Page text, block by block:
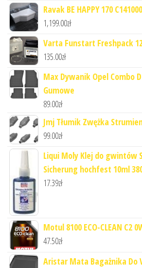
Ravak BE HAPPY 170
1,199.00zł
Varta Funstart Freshpack
135.00zł
Max Dywanik Opel Combo
Gumowe
89.00zł
Jmj Tłumik Zwężka
99.00zł
Liqui Moly Klej do gwintów
Sicherung hochfest 10ml
17.39zł
Motul 8100 ECO-CLEAN C2
47.50zł
Aristar Mata Bagażnika Do